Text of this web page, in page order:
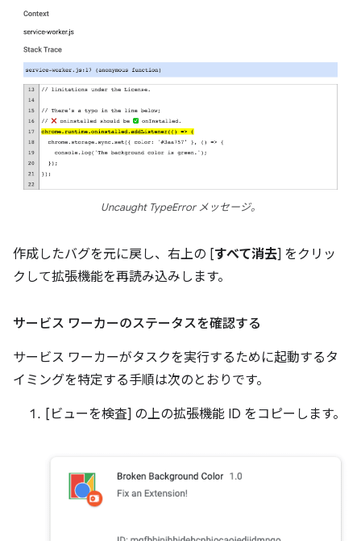
Uncaught TypeError メッセージ。
作成したバグを元に戻し、右上の [すべて消去] をクリッ
クして拡張機能を再読み込みします。
サービス ワーカーのステータスを確認する
サービス ワーカーがタスクを実行するために起動するタ
イミングを特定する手順は次のとおりです。
[ビューを検査] の上の拡張機能 ID をコピーします。